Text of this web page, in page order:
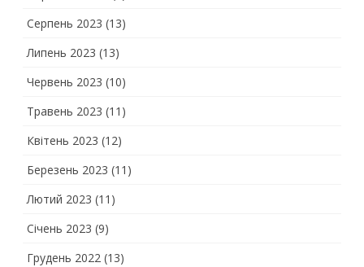
Серпень 2023 (13)
Липень 2023 (13)
Червень 2023 (10)
Травень 2023 (11)
Квітень 2023 (12)
Березень 2023 (11)
Лютий 2023 (11)
Січень 2023 (9)
Грудень 2022 (13)